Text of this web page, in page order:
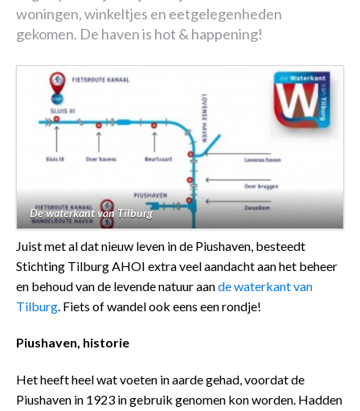
woningen, winkeltjes en eetgelegenheden
gekomen. De haven is hot & happening!
De waterkant van Tilburg
Juist met al dat nieuw leven in de Piushaven, besteedt
Stichting Tilburg AHOI extra veel aandacht aan het beheer
en behoud van de levende natuur aande waterkant van
Tilburg . Fiets of wandel ook eens een rondje!
Piushaven, historie
Het heeft heel wat voeten in aarde gehad, voordat de
Piushaven in 1923 in gebruik genomen kon worden. Hadden